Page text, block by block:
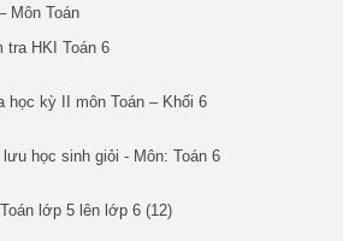
Môn Toán
tra HKI Toán 6
học kỳ II môn Toán – Khối 6
học sinh giỏi - Môn: Toán 6
lớp 5 lên lớp 6 (12)